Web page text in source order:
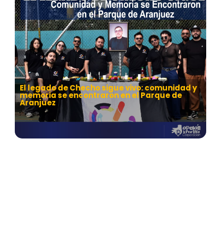
El legado de Checho sigue vivo: comunidad y
memoria se encontraron en el Parque de
Aranjuez